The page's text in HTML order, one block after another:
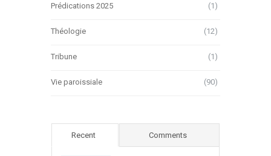
Prédications 2025 (1)
Théologie (12)
Tribune (1)
Vie paroissiale (90)
Recent Comments